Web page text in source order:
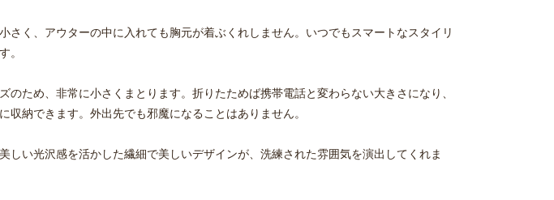
さく、アウターの中に入れても胸元が着ぶくれしません。いつでもスマートなスタイリ
。
のため、非常に小さくまとります。折りたためば携帯電話と変わらない大きさになり、
収納できます。外出先でも邪魔になることはありません。
しい光沢感を活かした繊細で美しいデザインが、洗練された雰囲気を演出してくれま